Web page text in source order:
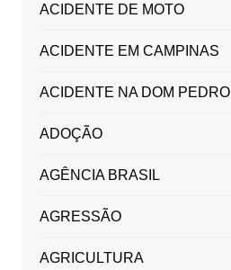
ACIDENTE DE MOTO
ACIDENTE EM CAMPINAS
ACIDENTE NA DOM PEDRO
ADOÇÃO
AGÊNCIA BRASIL
AGRESSÃO
AGRICULTURA